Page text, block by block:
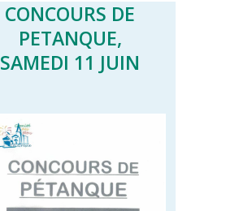
CONCOURS DE
PETANQUE,
SAMEDI 11 JUIN